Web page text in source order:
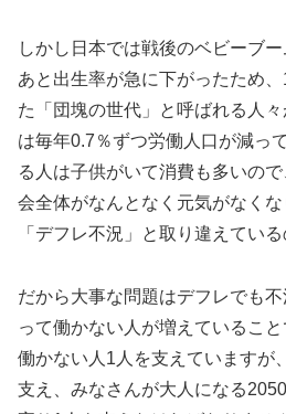
しかし日本では戦後のベビーブ
あと出生率が急に下がったため
た「団塊の世代」と呼ばれる人
は毎年0.7％ずつ労働人口が減っ
る人は子供がいて消費も多いの
会全体がなんとなく元気がなく
「デフレ不況」と取り違えている
だから大事な問題はデフレでも
って働かない人が増えているこ
働かない人1人を支えていますが
支え、みなさんが大人になる